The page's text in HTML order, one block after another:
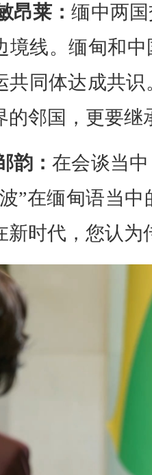
昂莱：缅中两
境线。缅甸和
共同体达成共
的邻国，更要继
韵：在会谈当
”在缅甸语当
新时代，您认